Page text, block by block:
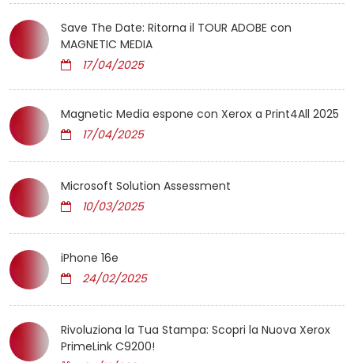
Save The Date: Ritorna il TOUR ADOBE con
MAGNETIC MEDIA
17/04/2025
Magnetic Media espone con Xerox a Print4All 2025
17/04/2025
Microsoft Solution Assessment
10/03/2025
iPhone 16e
24/02/2025
Rivoluziona la Tua Stampa: Scopri la Nuova Xerox
PrimeLink C9200!